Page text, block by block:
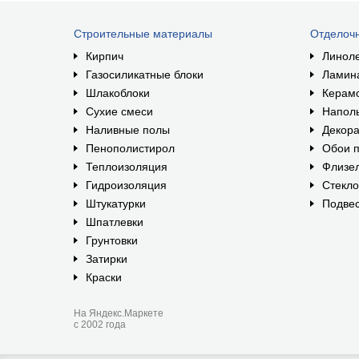
Строительные материалы
Кирпич
Газосиликатные блоки
Шлакоблоки
Сухие смеси
Наливные полы
Пенополистирол
Теплоизоляция
Гидроизоляция
Штукатурки
Шпатлевки
Грунтовки
Затирки
Краски
На Яндекс.Маркете
с 2002 года
Обои